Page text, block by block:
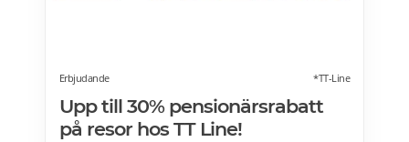
Erbjudande *TT-Line
Upp till 30% pensionärsrabatt
på resor hos TT Line!